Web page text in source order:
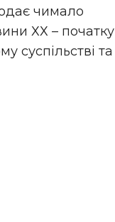
чимало
ХХ – початку
суспільстві та